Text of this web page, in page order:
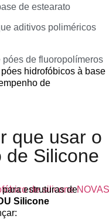
de estearato
aditivos poliméricos
póes de fluoropolímeros
hidrofóbicos à base
de
que usar o
de Silicone
para estruturas de
Silicone